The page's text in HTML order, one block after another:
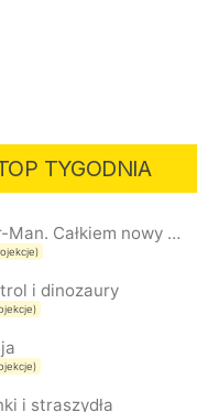
TYGODNIA
Spider-Man. Całkiem nowy dzień
i dinozaury
i straszydła